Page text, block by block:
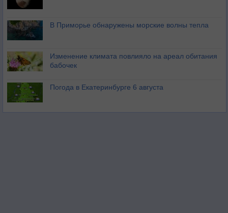
В Приморье обнаружены морские волны тепла
Изменение климата повлияло на ареал обитания
бабочек
Погода в Екатеринбурге 6 августа